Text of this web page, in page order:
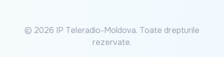
© 2026 IP Teleradio-Moldova. Toate drepturile
rezervate.